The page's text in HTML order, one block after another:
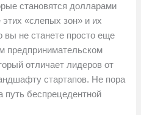
становятся долларами
«слепых зон» и их
вы не станете просто еще
предпринимательском
отличает лидеров от
стартапов. Не пора
путь беспрецедентной